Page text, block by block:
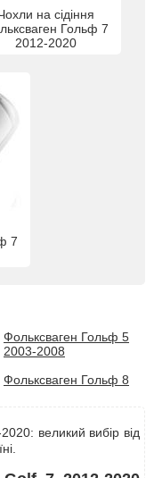
на сідіння
Гольф 7
2012-2020
7
Фольксваген Гольф 5
2003-2008
Фольксваген Гольф 8
великий вибір від